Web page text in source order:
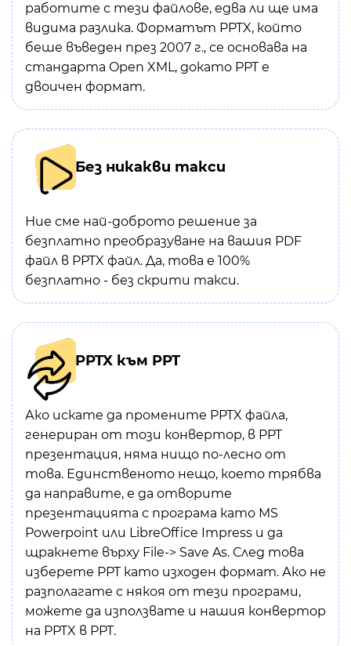
работите с тези файлове, едва ли ще има
видима разлика. Форматът PPTX, който
беше въведен през 2007 г., се основава на
стандарта Open XML, докато PPT е
двоичен формат.
Без никакви такси
Ние сме най-доброто решение за
безплатно преобразуване на вашия PDF
файл в PPTX файл. Да, това е 100%
безплатно - без скрити такси.
PPTX към PPT
Ако искате да промените PPTX файла,
генериран от този конвертор, в PPT
презентация, няма нищо по-лесно от
това. Единственото нещо, което трябва
да направите, е да отворите
презентацията с програма като MS
Powerpoint или LibreOffice Impress и да
щракнете върху File-> Save As. След това
изберете PPT като изходен формат. Ако не
разполагате с някоя от тези програми,
можете да използвате и нашия конвертор
на PPTX в PPT.